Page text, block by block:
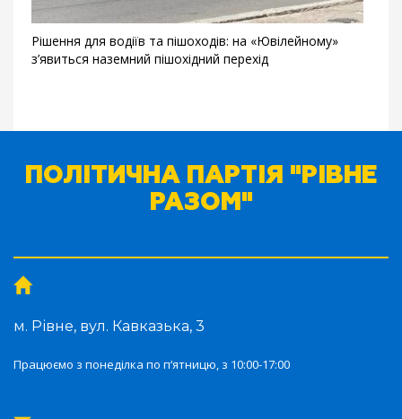
Рішення для водіїв та пішоходів: на «Ювілейному»
з’явиться наземний пішохідний перехід
ПОЛІТИЧНА ПАРТІЯ "РІВНЕ
РАЗОМ"
м. Рівне, вул. Кавказька, 3
Працюємо з понеділка по п‘ятницю, з 10:00-17:00